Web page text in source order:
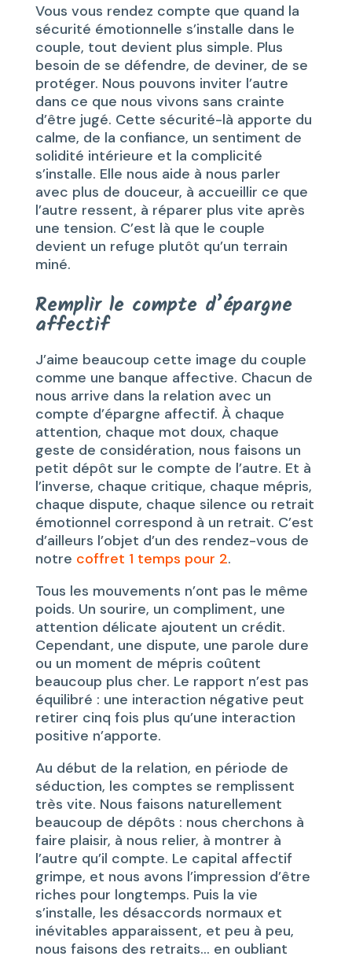
Vous vous rendez compte que quand la
sécurité émotionnelle s’installe dans le
couple, tout devient plus simple. Plus
besoin de se défendre, de deviner, de se
protéger. Nous pouvons inviter l’autre
dans ce que nous vivons sans crainte
d’être jugé. Cette sécurité-là apporte du
calme, de la confiance, un sentiment de
solidité intérieure et la complicité
s’installe. Elle nous aide à nous parler
avec plus de douceur, à accueillir ce que
l’autre ressent, à réparer plus vite après
une tension. C’est là que le couple
devient un refuge plutôt qu’un terrain
miné.
Remplir le compte d’épargne
affectif
J’aime beaucoup cette image du couple
comme une banque affective. Chacun de
nous arrive dans la relation avec un
compte d’épargne affectif. À chaque
attention, chaque mot doux, chaque
geste de considération, nous faisons un
petit dépôt sur le compte de l’autre. Et à
l’inverse, chaque critique, chaque mépris,
chaque dispute, chaque silence ou retrait
émotionnel correspond à un retrait. C’est
d’ailleurs l’objet d’un des rendez-vous de
notre coffret 1 temps pour 2.
Tous les mouvements n’ont pas le même
poids. Un sourire, un compliment, une
attention délicate ajoutent un crédit.
Cependant, une dispute, une parole dure
ou un moment de mépris coûtent
beaucoup plus cher. Le rapport n’est pas
équilibré : une interaction négative peut
retirer cinq fois plus qu’une interaction
positive n’apporte.
Au début de la relation, en période de
séduction, les comptes se remplissent
très vite. Nous faisons naturellement
beaucoup de dépôts : nous cherchons à
faire plaisir, à nous relier, à montrer à
l’autre qu’il compte. Le capital affectif
grimpe, et nous avons l’impression d’être
riches pour longtemps. Puis la vie
s’installe, les désaccords normaux et
inévitables apparaissent, et peu à peu,
nous faisons des retraits… en oubliant